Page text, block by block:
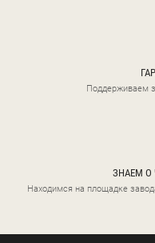
Поддерживаем
ЗНАЕМ О
Находимся на площадке